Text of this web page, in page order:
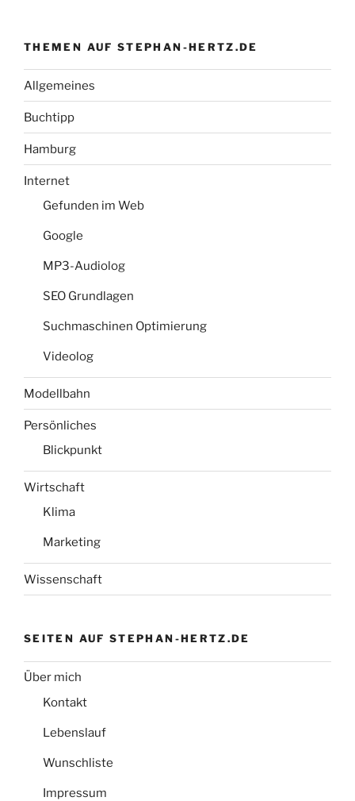
THEMEN AUF STEPHAN-HERTZ.DE
Allgemeines
Buchtipp
Hamburg
Internet
Gefunden im Web
Google
MP3-Audiolog
SEO Grundlagen
Suchmaschinen Optimierung
Videolog
Modellbahn
Persönliches
Blickpunkt
Wirtschaft
Klima
Marketing
Wissenschaft
SEITEN AUF STEPHAN-HERTZ.DE
Über mich
Kontakt
Lebenslauf
Wunschliste
Impressum